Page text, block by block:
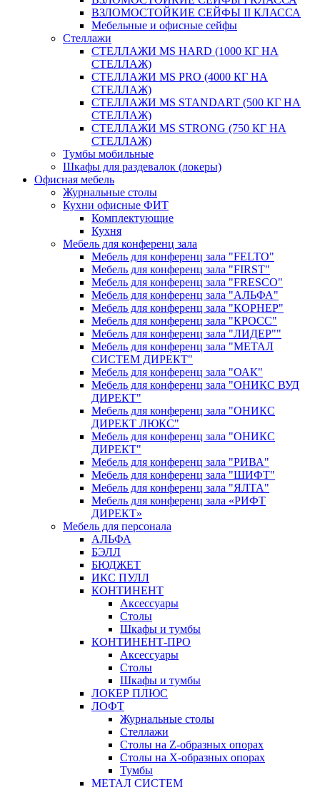
ВЗЛОМОСТОЙКИЕ СЕЙФЫ II КЛАССА
Мебельные и офисные сейфы
Стеллажи
СТЕЛЛАЖИ MS HARD (1000 КГ НА
СТЕЛЛАЖ)
СТЕЛЛАЖИ MS PRO (4000 КГ НА
СТЕЛЛАЖ)
СТЕЛЛАЖИ MS STANDART (500 КГ НА
СТЕЛЛАЖ)
СТЕЛЛАЖИ MS STRONG (750 КГ НА
СТЕЛЛАЖ)
Тумбы мобильные
Шкафы для раздевалок (локеры)
Офисная мебель
Журнальные столы
Кухни офисные ФИТ
Комплектующие
Кухня
Мебель для конференц зала
Мебель для конференц зала "FELTO"
Мебель для конференц зала "FIRST"
Мебель для конференц зала "FRESCO"
Мебель для конференц зала "АЛЬФА"
Мебель для конференц зала "КОРНЕР"
Мебель для конференц зала "КРОСС"
Мебель для конференц зала "ЛИДЕР""
Мебель для конференц зала "МЕТАЛ
СИСТЕМ ДИРЕКТ"
Мебель для конференц зала "ОАК"
Мебель для конференц зала "ОНИКС ВУД
ДИРЕКТ"
Мебель для конференц зала "ОНИКС
ДИРЕКТ ЛЮКС"
Мебель для конференц зала "ОНИКС
ДИРЕКТ"
Мебель для конференц зала "РИВА"
Мебель для конференц зала "ШИФТ"
Мебель для конференц зала "ЯЛТА"
Мебель для конференц зала «РИФТ
ДИРЕКТ»
Мебель для персонала
АЛЬФА
БЭЛЛ
БЮДЖЕТ
ИКС ПУЛЛ
КОНТИНЕНТ
Аксессуары
Столы
Шкафы и тумбы
КОНТИНЕНТ-ПРО
Аксессуары
Столы
Шкафы и тумбы
ЛОКЕР ПЛЮС
ЛОФТ
Журнальные столы
Стеллажи
Столы на Z-образных опорах
Столы на Х-образных опорах
Тумбы
МЕТАЛ СИСТЕМ